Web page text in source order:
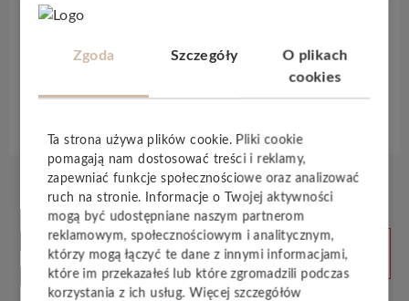
ten jest pokryty specjalnym,
radzi sobie z wilgocią.
Produkty
powiązane
ZOBACZ
WSZYSTKIE
Zgoda Szczegóły
O plikach
cookies
Ta strona używa plików cookie. Pliki cookie
pomagają nam dostosować treści i reklamy,
zapewniać funkcje społecznościowe oraz analizować
ruch na stronie. Informacje o Twojej aktywności
mogą być udostępniane naszym partnerom
reklamowym, społecznościowym i analitycznym,
którzy mogą łączyć te dane z innymi informacjami,
które im przekazałeś lub które zgromadzili podczas
korzystania z ich usług. Więcej szczegółów